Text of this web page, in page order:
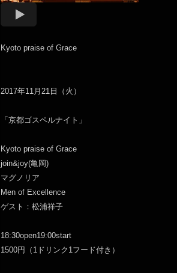
Kyoto praise of Grace
2017年11月21日（火）
「京都ゴスペルナイト」
Kyoto praise of Grace
join&joy(亀岡)
マグノリア
Men of Excellence
ゲスト：松浦祥子
18:30open19:00start
1500円（1ドリンク1フード付き）